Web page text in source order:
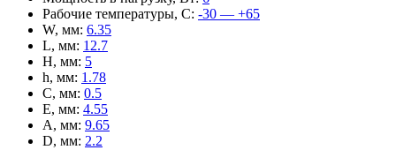
Рабочие температуры, С: -30 — +65
W, мм: 6.35
L, мм: 12.7
H, мм: 5
h, мм: 1.78
C, мм: 0.5
E, мм: 4.55
A, мм: 9.65
D, мм: 2.2